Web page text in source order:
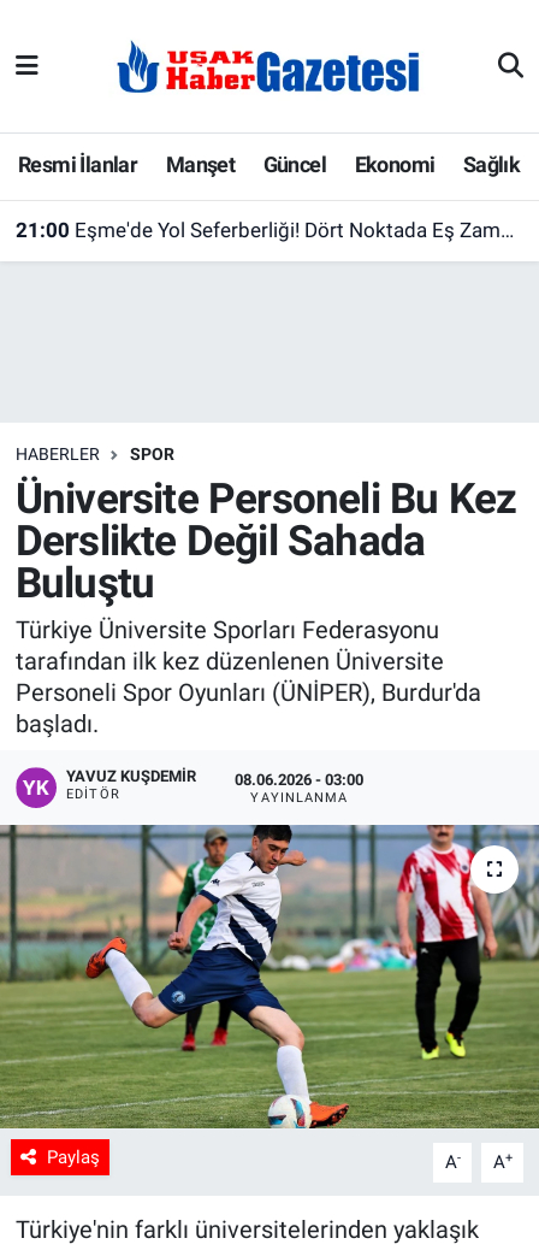
Resmi İlanlar Manşet Güncel Ekonomi Sağlık
21:00 Eşme'de Yol Seferberliği! Dört Noktada Eş Zamanlı Çalışma Başlatıldı
HABERLER SPOR
Üniversite Personeli Bu Kez
Derslikte Değil Sahada
Buluştu
Türkiye Üniversite Sporları Federasyonu
tarafından ilk kez düzenlenen Üniversite
Personeli Spor Oyunları (ÜNİPER), Burdur'da
başladı.
YAVUZ KUŞDEMIR
EDITÖR
08.06.2026 - 03:00
YAYINLANMA
Paylaş A- A+
Türkiye'nin farklı üniversitelerinden yaklaşık
E-Gazete
Ekonomi
Köşe Yazarları
Kültür Sanat
Manşet
Resmi İlanlar
Sağlık
Son Dakika
Spor
Uşak Haberleri
Uşak Hava Durumu
Uşak Trafik Yoğunluk Haritası